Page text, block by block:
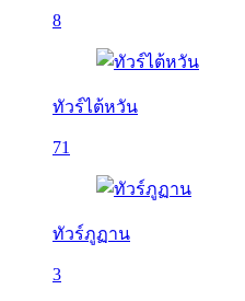
8
ทัวร์ไต้หวัน
71
ทัวร์ภูฏาน
3